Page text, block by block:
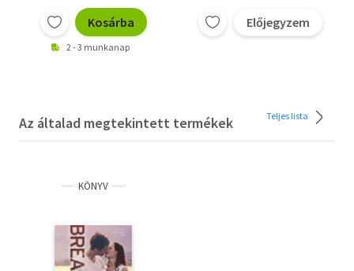
Kosárba
2 - 3 munkanap
Előjegyzem
Az általad megtekintett termékek Teljes lista
KÖNYV